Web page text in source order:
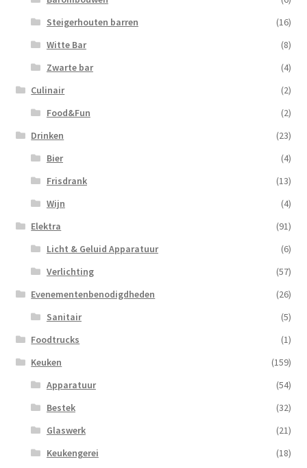
Steigerhouten barren
(16)
Witte Bar
(8)
Zwarte bar
(4)
Culinair
(2)
Food&Fun
(2)
Drinken
(23)
Bier
(4)
Frisdrank
(13)
Wijn
(4)
Elektra
(91)
Licht & Geluid Apparatuur
(6)
Verlichting
(57)
Evenementenbenodigdheden
(26)
Sanitair
(5)
Foodtrucks
(1)
Keuken
(159)
Apparatuur
(54)
Bestek
(32)
Glaswerk
(21)
Keukengerei
(18)